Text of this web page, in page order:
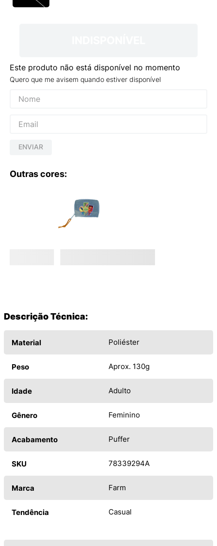
Este produto não está disponível no momento
Quero que me avisem quando estiver disponível
ENVIAR
Outras cores:
Descrição Técnica:
Material Poliéster
Peso Aprox. 130g
Idade Adulto
Gênero Feminino
Acabamento Puffer
SKU 78339294A
Marca Farm
Tendência Casual
VANS TÊNIS VANS ULTRARANGE